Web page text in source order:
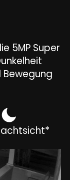
5MP Super
Bewegung